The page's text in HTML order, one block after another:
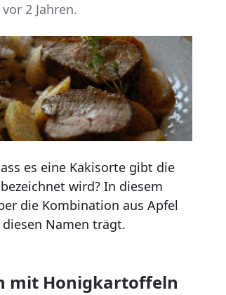
2 Jahren.
es eine Kakisorte gibt die
wird? In diesem
die Kombination aus Apfel
Namen trägt.
mit Honigkartoffeln